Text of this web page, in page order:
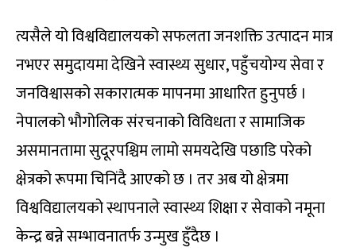
त्यसैले यो विश्वविद्यालयको सफलता जनशक्ति उत्पादन मात्र
नभएर समुदायमा देखिने स्वास्थ्य सुधार, पहुँचयोग्य सेवा र
जनविश्वासको सकारात्मक मापनमा आधारित हुनुपर्छ ।
नेपालको भौगोलिक संरचनाको विविधता र सामाजिक
असमानतामा सुदूरपश्चिम लामो समयदेखि पछाडि परेको
क्षेत्रको रूपमा चिनिंदै आएको छ । तर अब यो क्षेत्रमा
विश्वविद्यालयको स्थापनाले स्वास्थ्य शिक्षा र सेवाको नमूना
केन्द्र बन्ने सम्भावनातर्फ उन्मुख हुँदैछ ।